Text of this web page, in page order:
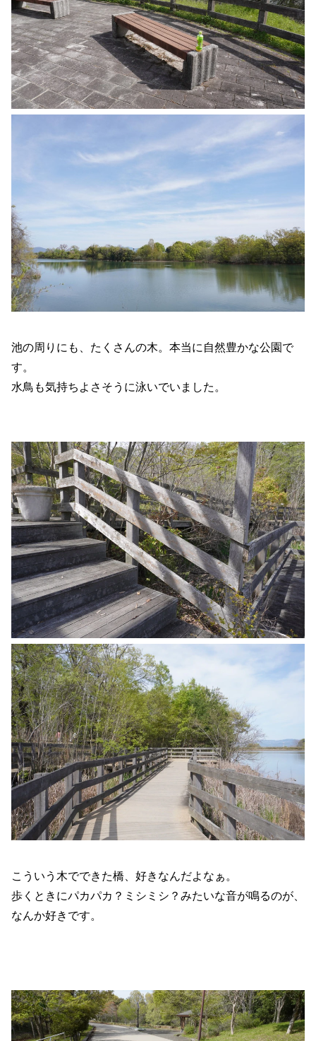
池の周りにも、たくさんの木。本当に自然豊かな公園で
す。
水鳥も気持ちよさそうに泳いでいました。
こういう木でできた橋、好きなんだよなぁ。
歩くときにパカパカ？ミシミシ？みたいな音が鳴るのが、
なんか好きです。